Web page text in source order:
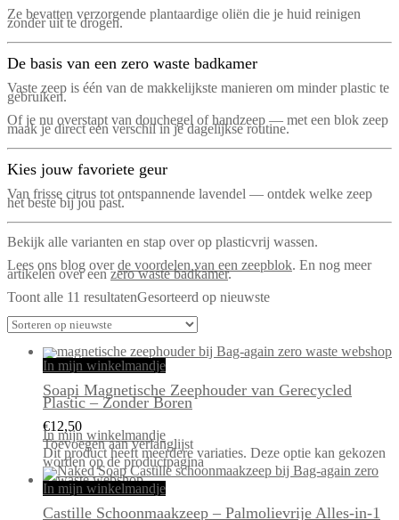
Ze bevatten verzorgende plantaardige oliën die je huid reinigen
zonder uit te drogen.
De basis van een zero waste badkamer
Vaste zeep is één van de makkelijkste manieren om minder plastic te
gebruiken.
Of je nu overstapt van douchegel of handzeep — met een blok zeep
maak je direct een verschil in je dagelijkse routine.
Kies jouw favoriete geur
Van frisse citrus tot ontspannende lavendel — ontdek welke zeep
het beste bij jou past.
Bekijk alle varianten en stap over op plasticvrij wassen.
Lees ons blog overde voordelen van een zeepblok. En nog meer
artikelen over eenzero waste badkamer.
Toont alle 11 resultatenGesorteerd op nieuwste
In mijn winkelmandje
Soapi Magnetische Zeephouder van Gerecycled
Plastic – Zonder Boren
€12,50
In mijn winkelmandje
Toevoegen aan verlanglijst
Dit product heeft meerdere variaties. Deze optie kan gekozen
worden op de productpagina
In mijn winkelmandje
Castille Schoonmaakzeep – Palmolievrije Alles-in-1